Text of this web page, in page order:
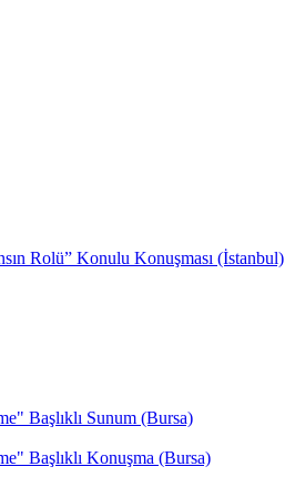
Rolü” Konulu Konuşması (İstanbul)
Başlıklı Sunum (Bursa)
Başlıklı Konuşma (Bursa)